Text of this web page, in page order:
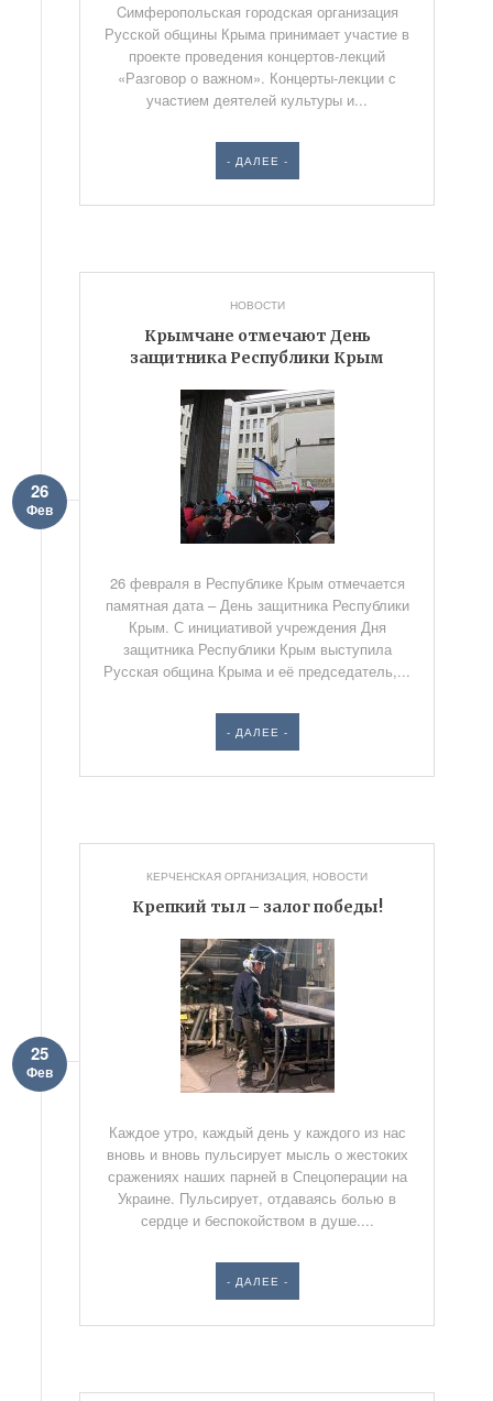
Cимферопольская городская организация
Русской общины Крыма принимает участие в
проекте проведения концертов-лекций
«Разговор о важном». Концерты-лекции с
участием деятелей культуры и...
- ДАЛЕЕ -
НОВОСТИ
Крымчане отмечают День
защитника Республики Крым
26
Фев
26 февраля в Республике Крым отмечается
памятная дата – День защитника Республики
Крым. С инициативой учреждения Дня
защитника Республики Крым выступила
Русская община Крыма и её председатель,...
- ДАЛЕЕ -
КЕРЧЕНСКАЯ ОРГАНИЗАЦИЯ, НОВОСТИ
Крепкий тыл – залог победы!
25
Фев
Каждое утро, каждый день у каждого из нас
вновь и вновь пульсирует мысль о жестоких
сражениях наших парней в Спецоперации на
Украине. Пульсирует, отдаваясь болью в
сердце и беспокойством в душе....
- ДАЛЕЕ -